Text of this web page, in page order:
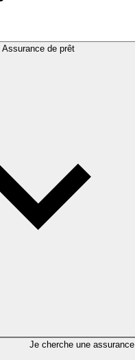
Assurance de prêt
Je cherche une assurance